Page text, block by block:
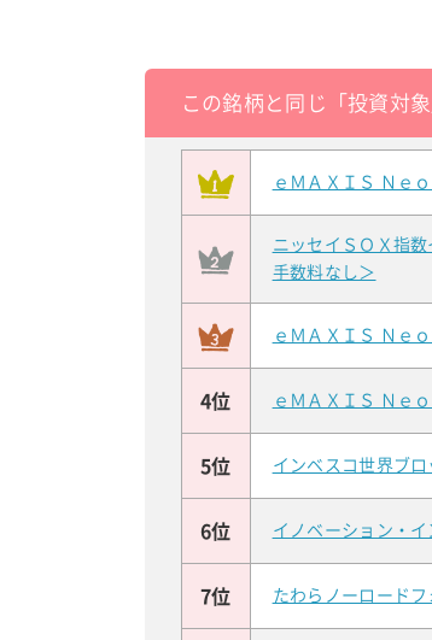
この銘柄と同じ「投資対
ｅＭＡＸＩＳ Ｎｅ
ニッセイＳＯＸ指
手数料なし＞
ｅＭＡＸＩＳ Ｎｅ
4位 ｅＭＡＸＩＳ Ｎｅ
5位 インベスコ世界ブ
6位 イノベーション・
7位 たわらノーロード